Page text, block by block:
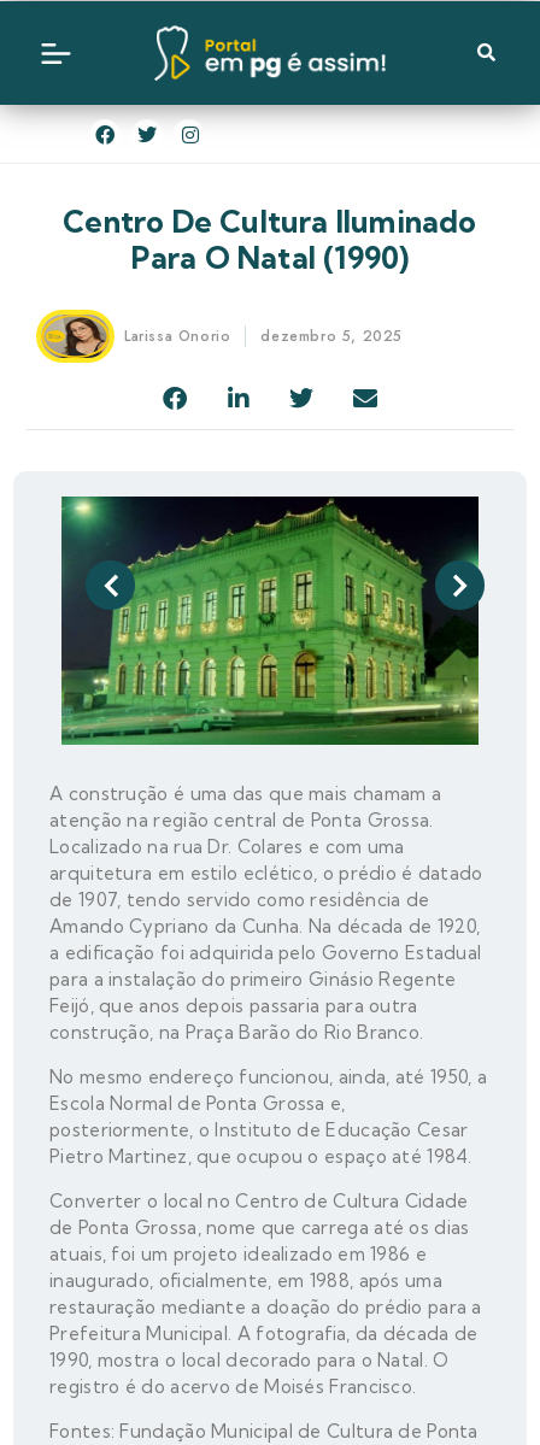
Centro De Cultura Iluminado
Para O Natal (1990)
Larissa Onorio dezembro 5, 2025
A construção é uma das que mais chamam a
atenção na região central de Ponta Grossa.
Localizado na rua Dr. Colares e com uma
arquitetura em estilo eclético, o prédio é datado
de 1907, tendo servido como residência de
Amando Cypriano da Cunha. Na década de 1920,
a edificação foi adquirida pelo Governo Estadual
para a instalação do primeiro Ginásio Regente
Feijó, que anos depois passaria para outra
construção, na Praça Barão do Rio Branco.
No mesmo endereço funcionou, ainda, até 1950, a
Escola Normal de Ponta Grossa e,
posteriormente, o Instituto de Educação Cesar
Pietro Martinez, que ocupou o espaço até 1984.
Converter o local no Centro de Cultura Cidade
de Ponta Grossa, nome que carrega até os dias
atuais, foi um projeto idealizado em 1986 e
inaugurado, oficialmente, em 1988, após uma
restauração mediante a doação do prédio para a
Prefeitura Municipal. A fotografia, da década de
1990, mostra o local decorado para o Natal. O
registro é do acervo de Moisés Francisco.
Fontes: Fundação Municipal de Cultura de Ponta